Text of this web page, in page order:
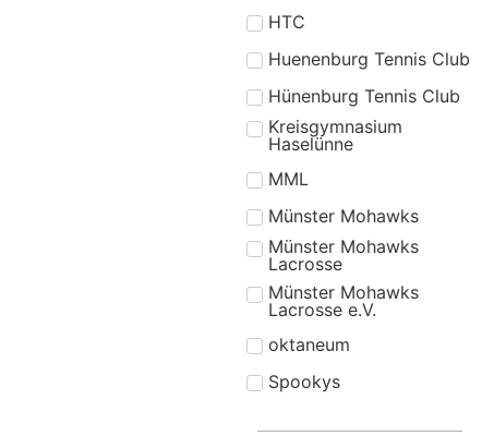
HTC
Huenenburg Tennis Club
Hünenburg Tennis Club
Kreisgymnasium
Haselünne
MML
Münster Mohawks
Münster Mohawks
Lacrosse
Münster Mohawks
Lacrosse e.V.
oktaneum
Spookys